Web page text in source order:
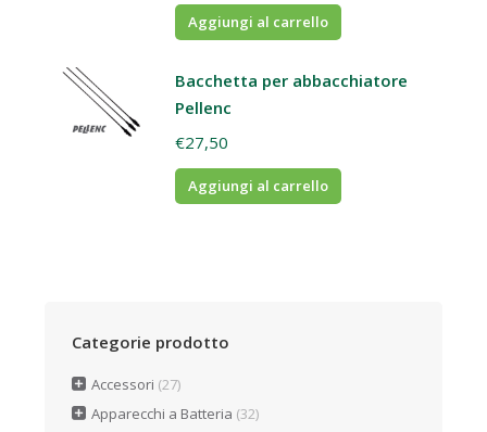
Aggiungi al carrello
Bacchetta per abbacchiatore
Pellenc
€27,50
Aggiungi al carrello
Categorie prodotto
Accessori (27)
Apparecchi a Batteria (32)